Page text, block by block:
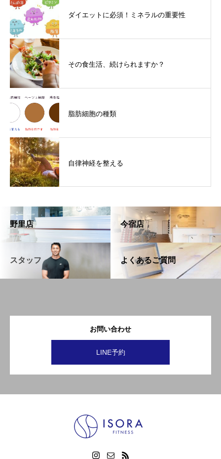
ダイエットに必須！ミネラルの重要性
その食生活、続けられますか？
脂肪細胞の種類
自律神経を整える
野里店 今宿店
スタッフ よくあるご質問
お問い合わせ
LINE予約